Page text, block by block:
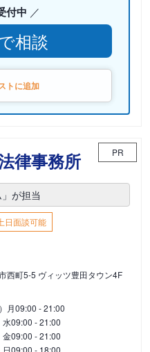
付中
相談
トに追加
律事務所 PR
が担当
日面談可能
西町5-5 ヴィッツ豊田タウン4F
月09:00 - 21:00
水09:00 - 21:00
金09:00 - 21:00
日09:00 - 18:00